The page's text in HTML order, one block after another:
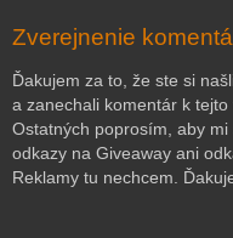
Zverejnenie
Ďakujem za to, že ste si
a zanechali komentár k
Ostatných poprosím, aby
odkazy na Giveaway ani
Reklamy tu nechcem.